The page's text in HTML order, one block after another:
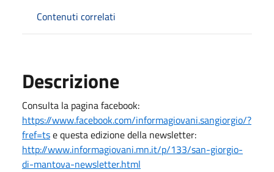
Contenuti correlati
Descrizione
Consulta la pagina facebook:
https://www.facebook.com/informagiovani.sangiorgio/?
fref=tse questa edizione della newsletter:
http://www.informagiovani.mn.it/p/133/san-giorgio-
di-mantova-newsletter.html